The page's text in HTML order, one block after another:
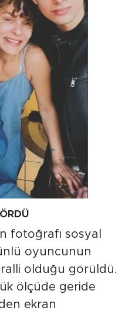
fotoğrafı sosyal
oyuncunun
olduğu görüldü.
ölçüde geride
ekran